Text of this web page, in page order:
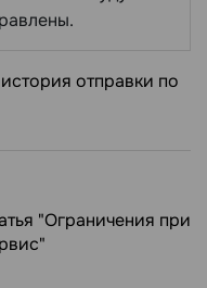
отправки по
"Ограничения при